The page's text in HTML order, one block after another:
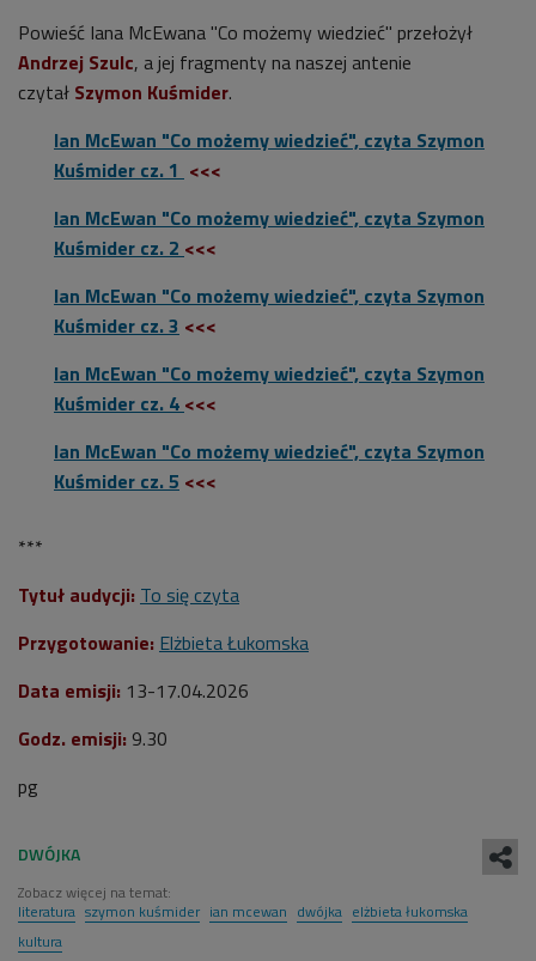
Powieść Iana McEwana "Co możemy wiedzieć" przełożył
Andrzej Szulc, a jej fragmenty na naszej antenie
czytał Szymon Kuśmider.
Ian McEwan "Co możemy wiedzieć", czyta Szymon
Kuśmider cz. 1 <<<
Ian McEwan "Co możemy wiedzieć", czyta Szymon
Kuśmider cz. 2 <<<
Ian McEwan "Co możemy wiedzieć", czyta Szymon
Kuśmider cz. 3 <<<
Ian McEwan "Co możemy wiedzieć", czyta Szymon
Kuśmider cz. 4 <<<
Ian McEwan "Co możemy wiedzieć", czyta Szymon
Kuśmider cz. 5 <<<
***
Tytuł audycji: To się czyta
Przygotowanie: Elżbieta Łukomska
Data emisji: 13-17.04.2026
Godz. emisji: 9.30
pg
Zobacz więcej na temat:
literatura szymon kuśmider ian mcewan dwójka elżbieta łukomska
kultura